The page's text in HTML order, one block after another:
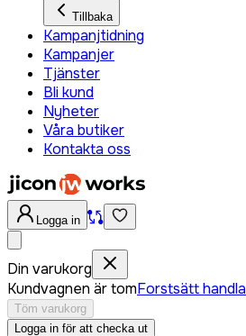
Tillbaka
Kampanjtidning
Kampanjer
Tjänster
Bli kund
Nyheter
Våra butiker
Kontakta oss
Logga in
Din varukorg
Kundvagnen är tomForstsätt handla
Töm varukorg
Logga in för att checka ut